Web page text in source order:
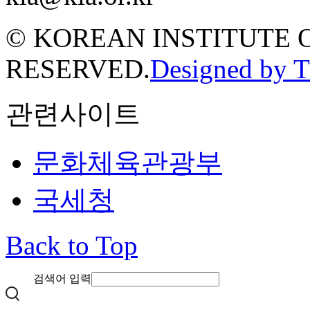
© KOREAN INSTITUTE
RESERVED.Designed by
관련사이트
문화체육관광부
국세청
Back to Top
검색어 입력